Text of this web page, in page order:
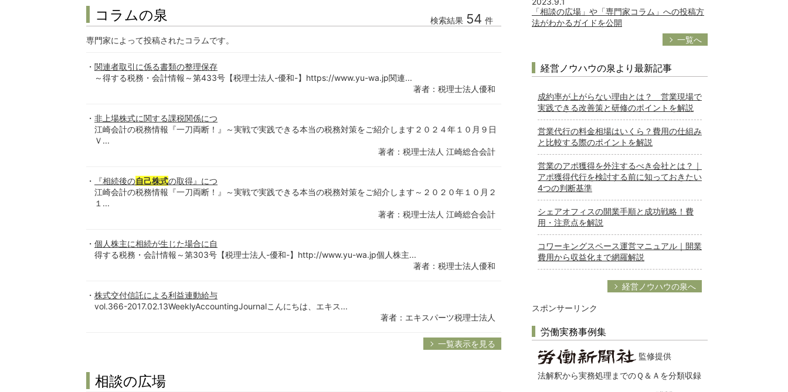
コラムの泉 検索結果 54 件
専門家によって投稿されたコラムです。
関連者取引に係る書類の整理保存
～得する税務・会計情報～第433号【税理士法人-優和-】https://www.yu-wa.jp関連...
著者：税理士法人優和
非上場株式に関する課税関係につ
江崎会計の税務情報『一刀両断！』～実戦で実践できる本当の税務対策をご紹介します２０２４年１０月９日
Ｖ...
著者：税理士法人 江崎総合会計
『相続後の自己株式の取得』につ
江崎会計の税務情報『一刀両断！』～実戦で実践できる本当の税務対策をご紹介します～２０２０年１０月２
１...
著者：税理士法人 江崎総合会計
個人株主に相続が生じた場合に自
得する税務・会計情報～第303号【税理士法人-優和-】http://www.yu-wa.jp個人株主...
著者：税理士法人優和
株式交付信託による利益連動給与
vol.366-2017.02.13WeeklyAccountingJournalこんにちは、エキス...
著者：エキスパーツ税理士法人
一覧表示を見る
相談の広場
「相談の広場」や「専門家コラム」への投稿方
法がわかるガイドを公開
一覧へ
経営ノウハウの泉より最新記事
成約率が上がらない理由とは？ 営業現場で
実践できる改善策と研修のポイントを解説
営業代行の料金相場はいくら？費用の仕組み
と比較する際のポイントを解説
営業のアポ獲得を外注するべき会社とは？｜
アポ獲得代行を検討する前に知っておきたい
4つの判断基準
シェアオフィスの開業手順と成功戦略！費
用・注意点を解説
コワーキングスペース運営マニュアル｜開業
費用から収益化まで網羅解説
経営ノウハウの泉へ
スポンサーリンク
労働実務事例集
監修提供
法解釈から実務処理までのＱ＆Ａを分類収録